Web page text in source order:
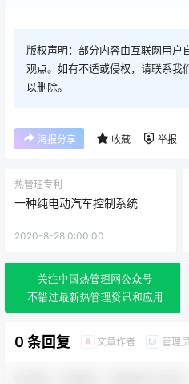
版权声明：部分内容由互联网用户
观点。如有不适或侵权，请联系我
以删除。
海报分享 收藏 举报
热管理专利
一种纯电动汽车控制系统
2020-8-28 0:00:00
0 条回复 A 文章作者 M 管理员